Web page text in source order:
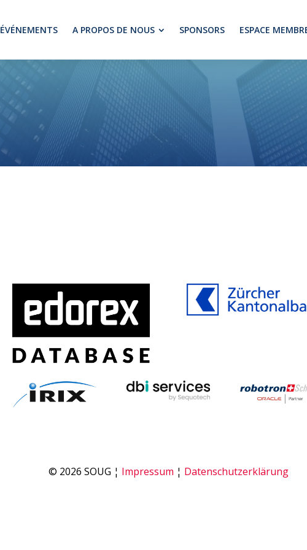
ÉVÉNEMENTS A PROPOS DE NOUS SPONSORS ESPACE
© 2026 SOUG ¦ Impressum ¦ Datenschutzerklärung